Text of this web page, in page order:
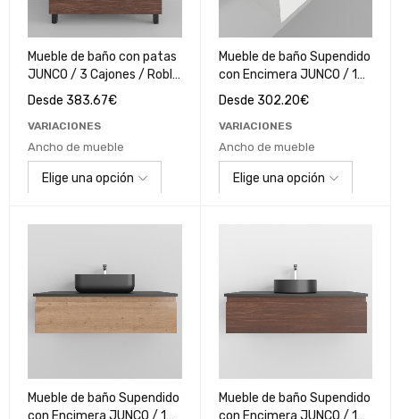
Mueble de baño con patas
JUNCO / 3 Cajones / Roble
Nogal
Desde 383.67€
VARIACIONES
Ancho de mueble
Mueble de baño Supendido
con Encimera JUNCO / 1
Cajón / Blanco
Desde 302.20€
VARIACIONES
Ancho de mueble
Mueble de baño Supendido
con Encimera JUNCO / 1
Mueble de baño Supendido
con Encimera JUNCO / 1